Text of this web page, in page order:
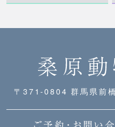
〒371-0804 群馬県前